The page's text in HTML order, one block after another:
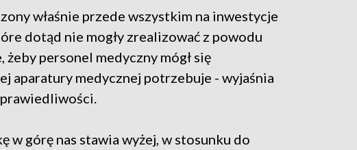
właśnie przede wszystkim na inwestycje
dotąd nie mogły zrealizować z powodu
żeby personel medyczny mógł się
aparatury medycznej potrzebuje - wyjaśnia
w górę nas stawia wyżej, w stosunku do